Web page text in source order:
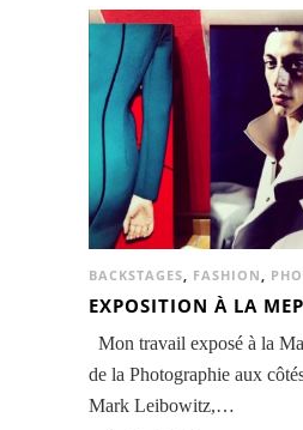
BACKSTAGES, FASHION,
EXPOSITION À LA MEP
Mon travail exposé à la
de la Photographie aux
Mark Leibowitz,…